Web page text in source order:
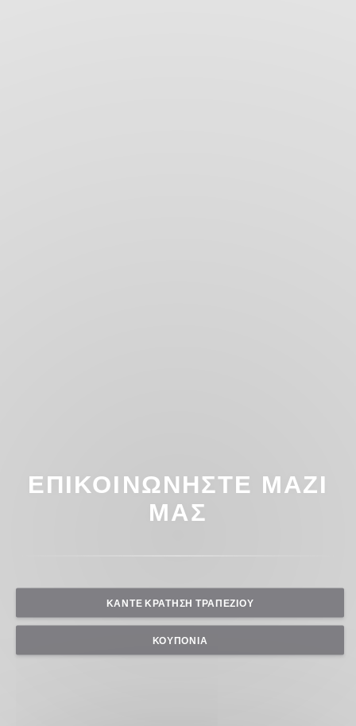
ΕΠΙΚΟΙΝΩΝΉΣΤΕ ΜΑΖΊ
ΜΑΣ
ΚΆΝΤΕ ΚΡΆΤΗΣΗ ΤΡΑΠΕΖΙΟΎ
ΚΟΥΠΌΝΙΑ